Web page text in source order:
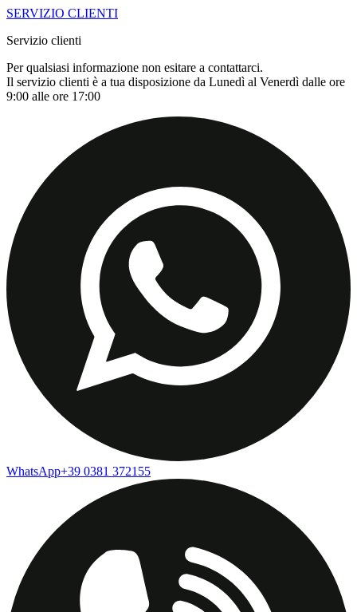
SERVIZIO CLIENTI
Servizio clienti
Per qualsiasi informazione non esitare a contattarci.
Il servizio clienti è a tua disposizione da Lunedì al Venerdì dalle ore
9:00 alle ore 17:00
WhatsApp+39 0381 372155